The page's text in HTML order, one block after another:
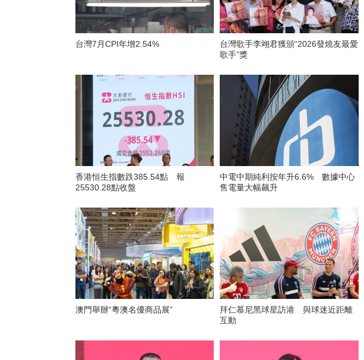
台灣7月CPI年增2.54%
台灣歌手李翊君獲頒“2026發燒友最愛
歌手”獎
香港恒生指數跌385.54點 報
25530.28點收盤
中電中期純利按年升6.6% 數據中心
售電量大幅飆升
澳門舉辦“粵澳名優商品展”
拜仁慕尼黑球星訪港 與球迷近距離
互動